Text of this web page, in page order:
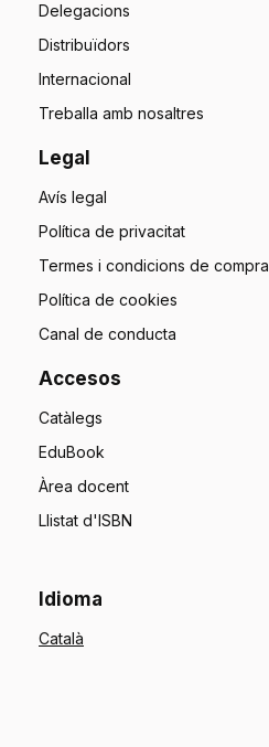
Delegacions
Distribuïdors
Internacional
Treballa amb nosaltres
Legal
Avís legal
Política de privacitat
Termes i condicions de compra
Política de cookies
Canal de conducta
Accesos
Catàlegs
EduBook
Àrea docent
Llistat d'ISBN
Idioma